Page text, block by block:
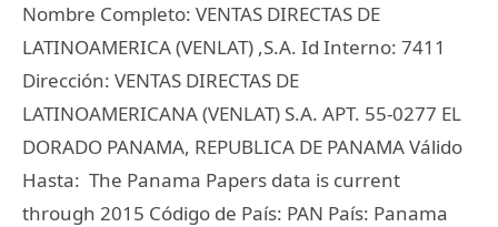
Nombre Completo: VENTAS DIRECTAS DE
LATINOAMERICA (VENLAT) ,S.A. Id Interno: 7411
Dirección: VENTAS DIRECTAS DE
LATINOAMERICANA (VENLAT) S.A. APT. 55-0277 EL
DORADO PANAMA, REPUBLICA DE PANAMA Válido
Hasta: The Panama Papers data is current
through 2015 Código de País: PAN País: Panama